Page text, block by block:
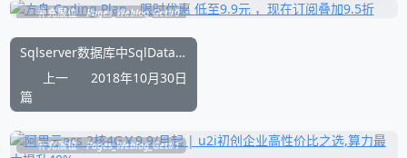
补充展位 Pages_Weblog_Get#0
Sqlserver数据库中SqlDataAdapter.Fill的简单用法
上一
篇
2018年10月30日
补充展位 Pages_Weblog_Get#1